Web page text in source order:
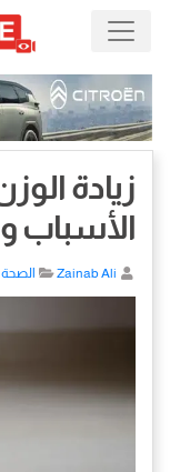
زيادة
الأسباب
Zainab Ali الصحة